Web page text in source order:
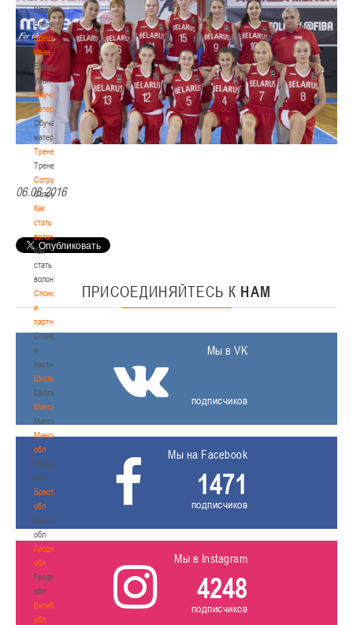
Швайбович
Елена
Едешко
Иван
Едешко
Иван
Обучающие
материалы
Обучающие
материалы
Тренерам
Тренерам
Сотрудничество
Сотрудничество
Как
стать
волонтером
Как
стать
волонтером
Спонсоры
и
партнеры
Спонсоры
и
партнеры
Школы
Школы
Минск
Минск
Минская
обл
Минская
обл
Брестская
обл
Брестская
обл
Гродненская
обл
Гродненская
обл
Витебская
обл
06.08.2016
ПРИСОЕДИНЯЙТЕСЬ К НАМ
Мы в VK
подписчиков
Мы на Facebook
1471
подписчиков
Мы в Instagram
4248
подписчиков